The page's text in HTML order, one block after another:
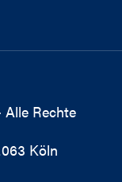
Rechte
Köln